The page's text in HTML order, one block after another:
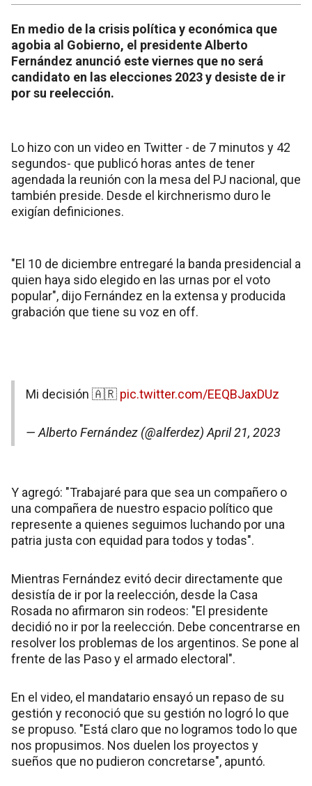
En medio de la crisis política y económica que
agobia al Gobierno, el presidente Alberto
Fernández anunció este viernes que no será
candidato en las elecciones 2023 y desiste de ir
por su reelección.
Lo hizo con un video en Twitter - de 7 minutos y 42
segundos- que publicó horas antes de tener
agendada la reunión con la mesa del PJ nacional, que
también preside. Desde el kirchnerismo duro le
exigían definiciones.
"El 10 de diciembre entregaré la banda presidencial a
quien haya sido elegido en las urnas por el voto
popular", dijo Fernández en la extensa y producida
grabación que tiene su voz en off.
Mi decisión 🇦🇷 pic.twitter.com/EEQBJaxDUz
— Alberto Fernández (@alferdez)April 21, 2023
Y agregó: "Trabajaré para que sea un compañero o
una compañera de nuestro espacio político que
represente a quienes seguimos luchando por una
patria justa con equidad para todos y todas".
Mientras Fernández evitó decir directamente que
desistía de ir por la reelección, desde la Casa
Rosada no afirmaron sin rodeos: "El presidente
decidió no ir por la reelección. Debe concentrarse en
resolver los problemas de los argentinos. Se pone al
frente de las Paso y el armado electoral".
En el video, el mandatario ensayó un repaso de su
gestión y reconoció que su gestión no logró lo que
se propuso. "Está claro que no logramos todo lo que
nos propusimos. Nos duelen los proyectos y
sueños que no pudieron concretarse", apuntó.